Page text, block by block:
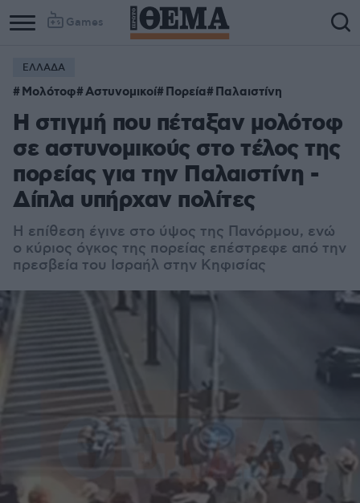
Games
ΕΛΛΑΔΑ
Μολότοφ Αστυνομικοί Πορεία Παλαιστίνη
Η στιγμή που πέταξαν μολότοφ
σε αστυνομικούς στο τέλος της
πορείας για την Παλαιστίνη -
Δίπλα υπήρχαν πολίτες
Η επίθεση έγινε στο ύψος της Πανόρμου, ενώ
ο κύριος όγκος της πορείας επέστρεφε από την
πρεσβεία του Ισραήλ στην Κηφισίας